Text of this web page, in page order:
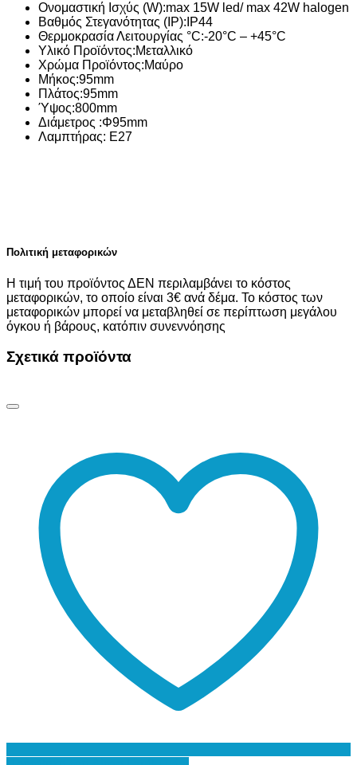
Ονομαστική Ισχύς (W):max 15W led/ max 42W halogen
Βαθμός Στεγανότητας (IP): IP44
Θερμοκρασία Λειτουργίας °C:-20°C – +45°C
Υλικό Προϊόντος:Μεταλλικό
Χρώμα Προϊόντος:Μαύρο
Μήκος:95mm
Πλάτος:95mm
Ύψος:800mm
Διάμετρος :Φ95mm
Λαμπτήρας: E27
Πολιτική μεταφορικών
Η τιμή του προϊόντος ΔΕΝ περιλαμβάνει το κόστος
μεταφορικών, το οποίο είναι 3€ ανά δέμα. Το κόστος των
μεταφορικών μπορεί να μεταβληθεί σε περίπτωση μεγάλου
όγκου ή βάρους, κατόπιν συνεννόησης
Σχετικά προϊόντα